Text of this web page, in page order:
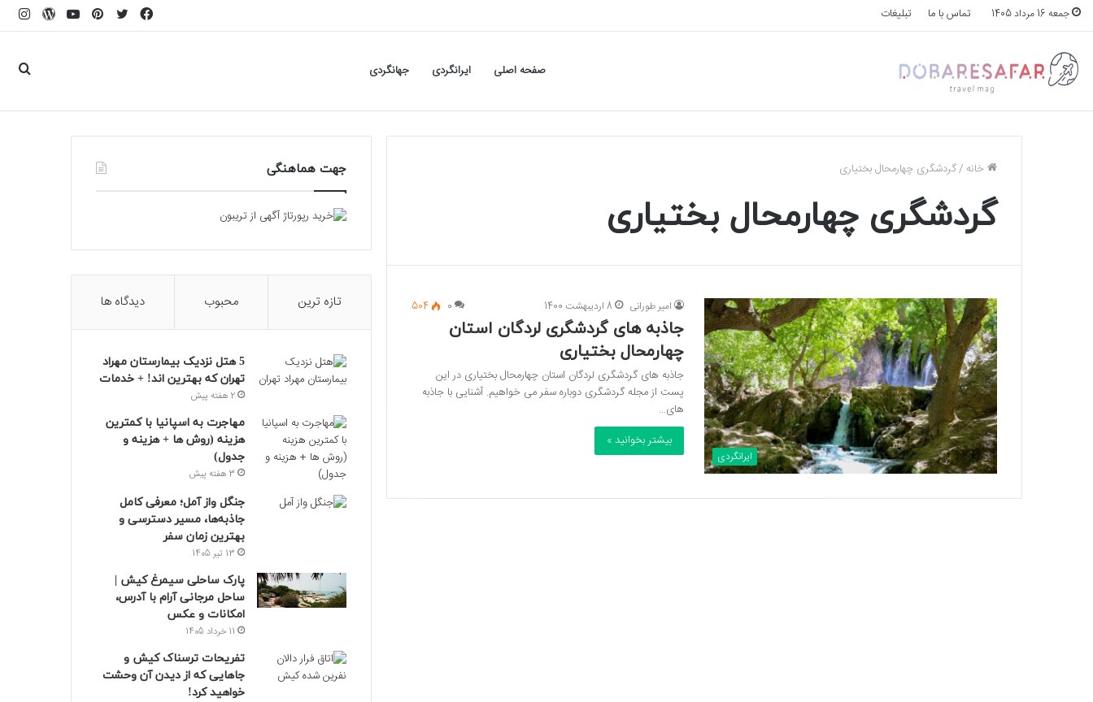
جمعه 16 مرداد 1405 تماس با ما تبلیغات وردپرسیوتیوب
پینتریستتوییترفیسبوک
صفحه اصلی ایرانگردی جهانگردی
خانه /گردشگری چهارمحال بختیاری
گردشگری چهارمحال بختیاری
ایرانگردی
امیر طورانی 8 اردیبهشت 1400 0
504
جاذبه های گردشگری لردگان استان
چهارمحال بختیاری
جاذبه های گردشگری لردگان استان چهارمحال بختیاری در این
پست از مجله گردشگری دوباره سفر می خواهیم. آشنایی با جاذبه
های…
بیشتر بخوانید »
جهت هماهنگی
تازه ترین محبوب دیدگاه ها
5 هتل نزدیک بیمارستان مهراد
تهران که بهترین‌ اند! + خدمات
2 هفته پیش
مهاجرت به اسپانیا با کمترین
هزینه (روش ها + هزینه و
جدول)
3 هفته پیش
جنگل واز آمل؛ معرفی کامل
جاذبه‌ها، مسیر دسترسی و
بهترین زمان سفر
13 تیر 1405
پارک ساحلی سیمرغ کیش |
ساحل مرجانی آرام با آدرس،
امکانات و عکس
11 خرداد 1405
تفریحات ترسناک کیش و
جاهایی که از دیدن آن وحشت
خواهید کرد!